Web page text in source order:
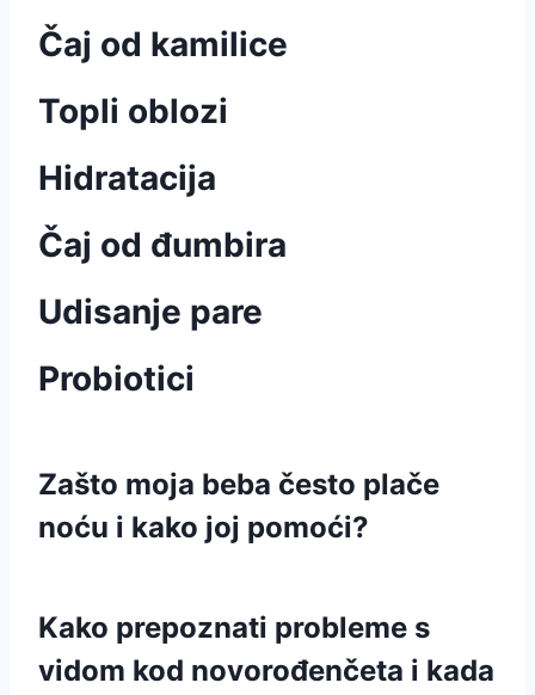
Čaj od kamilice
Topli oblozi
Hidratacija
Čaj od đumbira
Udisanje pare
Probiotici
Zašto moja beba često plače
noću i kako joj pomoći?
Kako prepoznati probleme s
vidom kod novorođenčeta i kada